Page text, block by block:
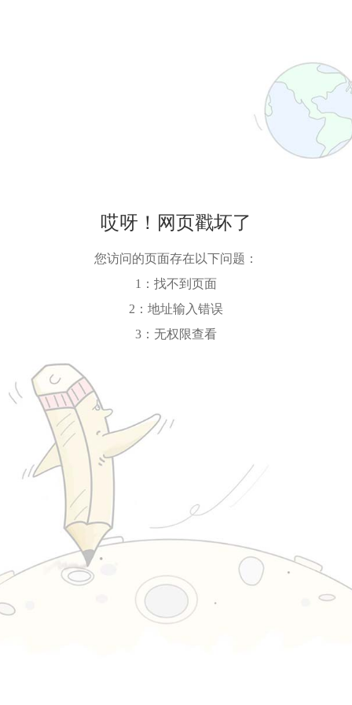
哎呀！网页戳坏了
您访问的页面存在以下问题：
1：找不到页面
2：地址输入错误
3：无权限查看